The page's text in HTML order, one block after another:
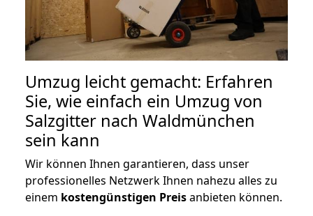
Umzug leicht gemacht: Erfahren
Sie, wie einfach ein Umzug von
Salzgitter nach Waldmünchen
sein kann
Wir können Ihnen garantieren, dass unser
professionelles Netzwerk Ihnen nahezu alles zu
einem kostengünstigen Preisanbieten können.